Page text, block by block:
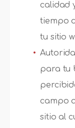
calidad
tiempo
tu sitio
para tu
campo
sitio al